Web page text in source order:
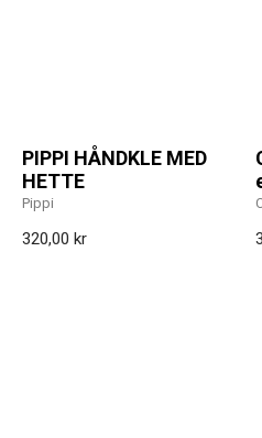
PIPPI HÅNDKLE MED
HETTE
Pippi
320,00 kr